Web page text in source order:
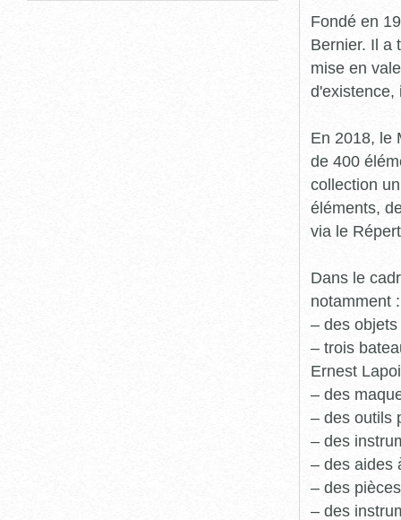
Fondé en
Bernier. Il a
mise en
d'existence,
En 2018, le
de 400
collection
éléments,
via le
Dans le
notamment :
– des
– trois
Ernest
– des
– des outils
– des
– des aides
– des
– des